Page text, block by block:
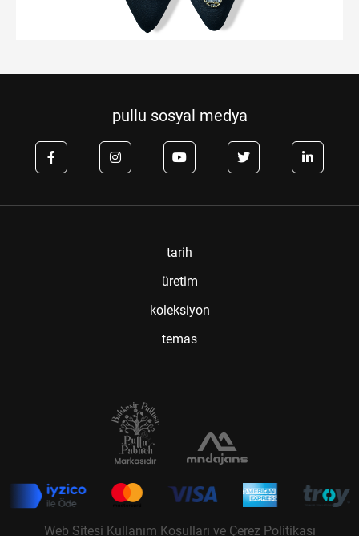
pullu sosyal medya
tarih
üretim
koleksiyon
temas
Web Sitesi Kullanım Koşulları ve Çerez Politikası